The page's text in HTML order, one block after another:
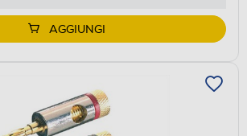
AGGIUNGI